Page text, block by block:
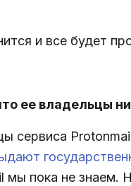
и все будет
ее владельцы
сервиса
мы пока не знаем.